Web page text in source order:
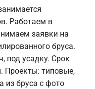
Работаем в
заявки на
бруса.
под усадку. Срок
Проекты: типовые,
из бруса с фото